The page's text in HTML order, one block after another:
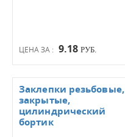
ЦЕНА ЗА : 9.18 РУБ.
Заклепки резьбовые,
закрытые,
цилиндрический
бортик